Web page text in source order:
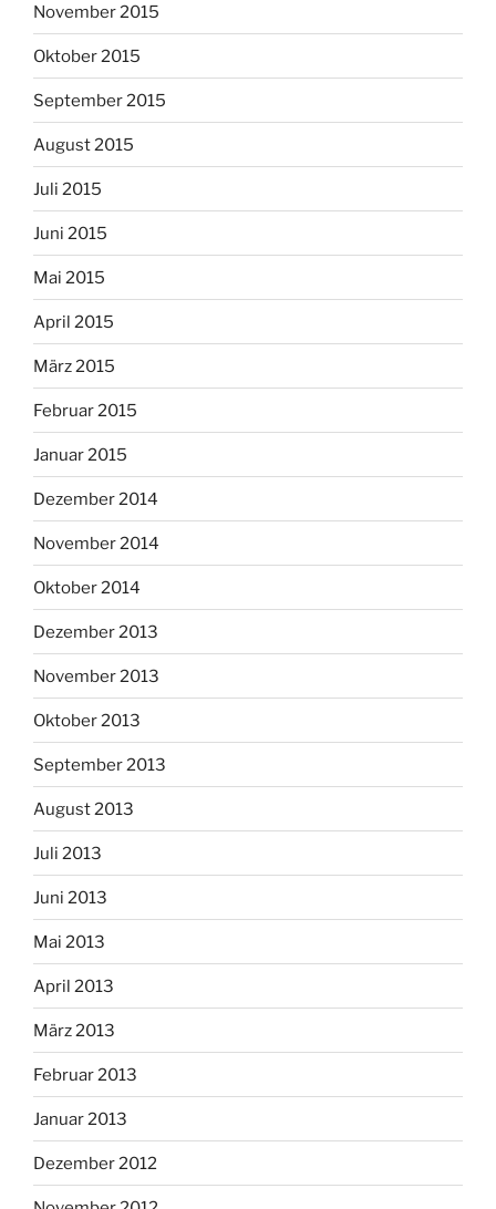
November 2015
Oktober 2015
September 2015
August 2015
Juli 2015
Juni 2015
Mai 2015
April 2015
März 2015
Februar 2015
Januar 2015
Dezember 2014
November 2014
Oktober 2014
Dezember 2013
November 2013
Oktober 2013
September 2013
August 2013
Juli 2013
Juni 2013
Mai 2013
April 2013
März 2013
Februar 2013
Januar 2013
Dezember 2012